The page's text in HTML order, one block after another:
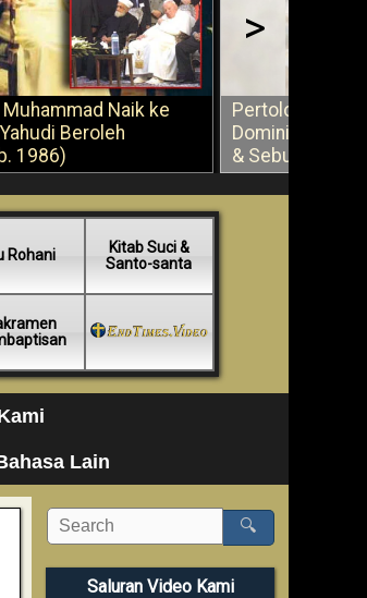
Naik ke
Beroleh
1986)
Pertolongan
Dominikus
& Sebuah Saran
>
Rohani
Kitab Suci &
Santo-santa
Lain
🔍
Saluran Video Kami